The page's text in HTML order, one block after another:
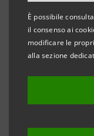
È possibile
il consenso ai
modificare le
alla sezione
delle votazioni
dell’Assemblea
ordinarie di